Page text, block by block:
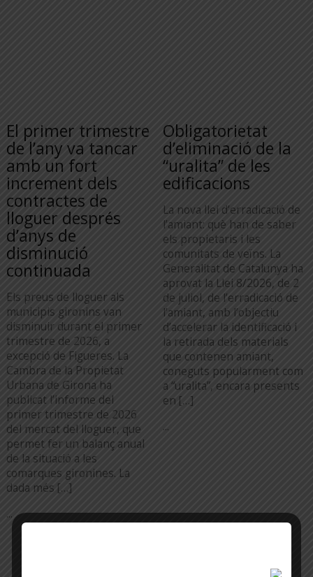
El primer trimestre
de l’any va tancar
amb un fort
increment dels
contractes de
lloguer després
d’anys de
disminució
continuada
Els preus de lloguer als
municipis gironins van
disminuir durant el primer
trimestre de 2026, a
excepció de Figueres. La
Cambra de la Propietat
Urbana de Girona ha
publicat l’informe del
primer trimestre de 2026
del mercat del lloguer, que
permet fer un balanç anual
de la situació a les
comarques gironines. La
dada més […]
...
Obligatorietat
d’eliminació de la
“uralita” de les
edificacions
La nova llei d’erradicació de
l’amiant: què han de saber
els propietaris i les
comunitats de veïns. La
Generalitat de Catalunya ha
aprovat la Llei 8/2026, de 2
de juliol, de l’erradicació de
l’amiant, amb l’objectiu
d’accelerar la identificació i
la retirada dels materials
que contenen amiant,
coneguts popularment com
a “uralita”, encara presents
en […]
...